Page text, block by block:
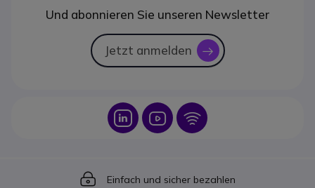
Und abonnieren Sie unseren Newsletter
Jetzt anmelden icon
Icon Icon Icon
Icon
Einfach und sicher bezahlen